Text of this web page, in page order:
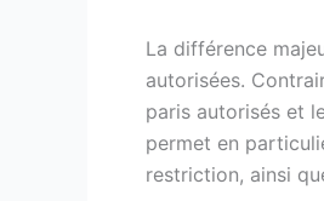
La différence
autorisées.
paris autorisés et
permet en
restriction, ainsi